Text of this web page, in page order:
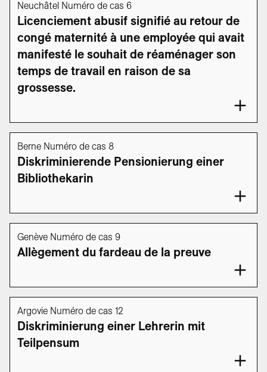
Neuchâtel Numéro de cas 6
Licenciement abusif signifié au retour de
congé maternité à une employée qui avait
manifesté le souhait de réaménager son
temps de travail en raison de sa
grossesse.
Berne Numéro de cas 8
Diskriminierende Pensionierung einer
Bibliothekarin
Genève Numéro de cas 9
Allègement du fardeau de la preuve
Argovie Numéro de cas 12
Diskriminierung einer Lehrerin mit
Teilpensum